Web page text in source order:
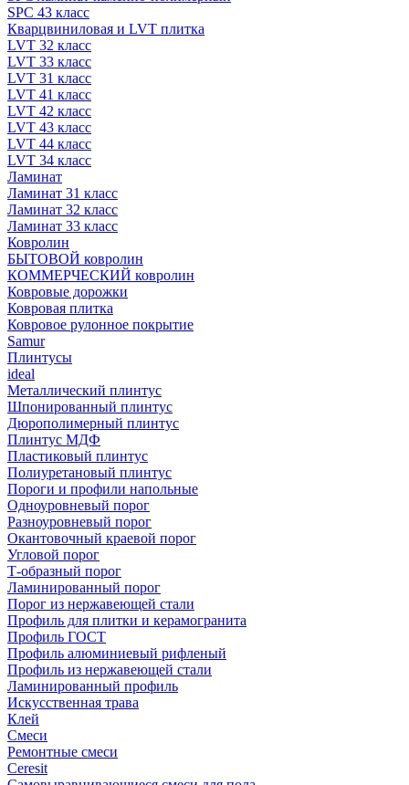
SPC 43 класс
Кварцвиниловая и LVT плитка
LVT 32 класс
LVT 33 класс
LVT 31 класс
LVT 41 класс
LVT 42 класс
LVT 43 класс
LVT 44 класс
LVT 34 класс
Ламинат
Ламинат 31 класс
Ламинат 32 класс
Ламинат 33 класс
Ковролин
БЫТОВОЙ ковролин
КОММЕРЧЕСКИЙ ковролин
Ковровые дорожки
Ковровая плитка
Ковровое рулонное покрытие
Samur
Плинтусы
ideal
Металлический плинтус
Шпонированный плинтус
Дюрополимерный плинтус
Плинтус МДФ
Пластиковый плинтус
Полиуретановый плинтус
Пороги и профили напольные
Одноуровневый порог
Разноуровневый порог
Окантовочный краевой порог
Угловой порог
Т-образный порог
Ламинированный порог
Порог из нержавеющей стали
Профиль для плитки и керамогранита
Профиль ГОСТ
Профиль алюминиевый рифленый
Профиль из нержавеющей стали
Ламинированный профиль
Искусственная трава
Клей
Смеси
Ремонтные смеси
Ceresit